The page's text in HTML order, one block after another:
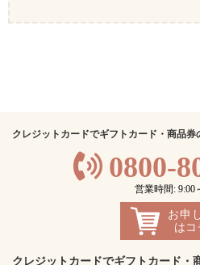
クレジットカードでギフトカード・商品券
0800-
営業時間: 9:00
お申
はコ
クレジットカードでギフトカード・